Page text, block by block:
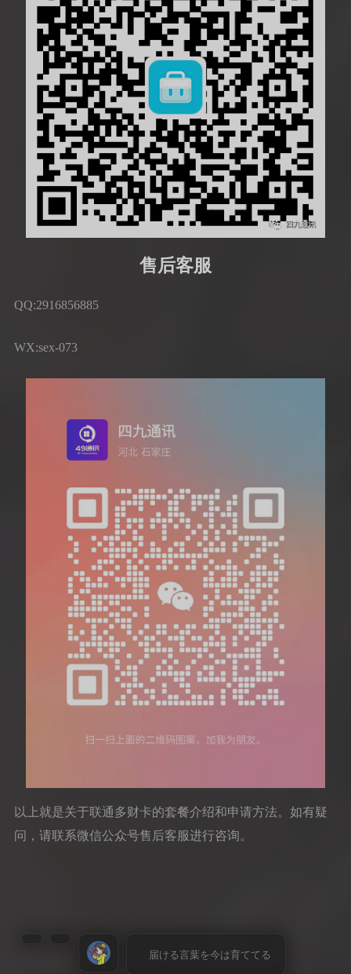
售后客服
QQ:2916856885
WX:sex-073
以上就是关于联通多财卡的套餐介绍和申请方法。如有疑
问，请联系微信公众号售后客服进行咨询。
届ける言葉を今は育ててる